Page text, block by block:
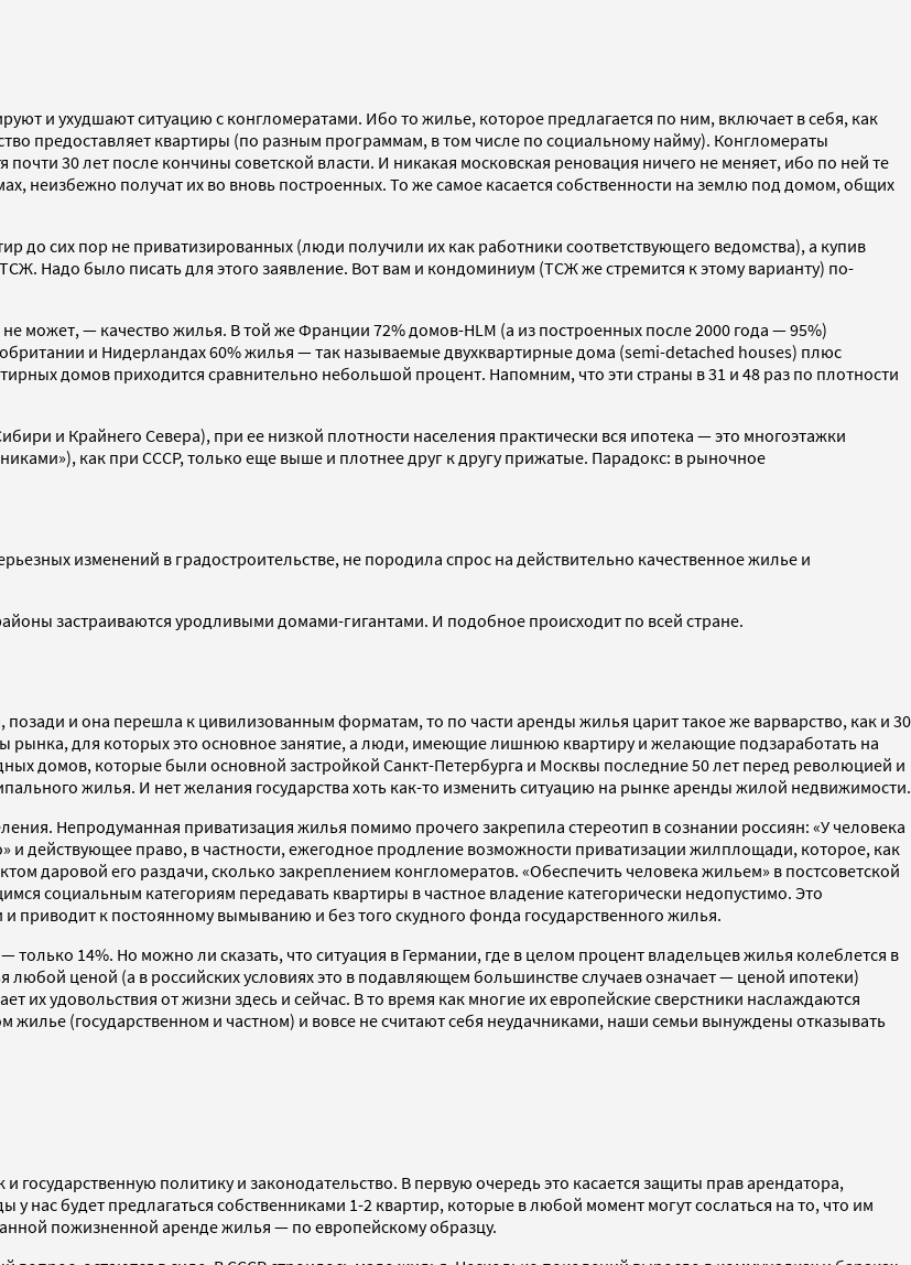
и ухудшают ситуацию с конгломератами. Ибо то жилье, которое предлагается по ним, включает в себя, как
предоставляет квартиры (по разным программам, в том числе по социальному найму). Конгломераты
30 лет после кончины советской власти. И никакая московская реновация ничего не меняет, ибо по ней те
неизбежно получат их во вновь построенных. То же самое касается собственности на землю под домом, общих
до сих пор не приватизированных (люди получили их как работники соответствующего ведомства), а купив
Надо было писать для этого заявление. Вот вам и кондоминиум (ТСЖ же стремится к этому варианту) по-
может, — качество жилья. В той же Франции 72% домов-HLM (а из построенных после 2000 года — 95%)
и Нидерландах 60% жилья — так называемые двухквартирные дома (semi-detached houses) плюс
домов приходится сравнительно небольшой процент. Напомним, что эти страны в 31 и 48 раз по плотности
и Крайнего Севера), при ее низкой плотности населения практически вся ипотека — это многоэтажки
как при СССР, только еще выше и плотнее друг к другу прижатые. Парадокс: в рыночное
изменений в градостроительстве, не породила спрос на действительно качественное жилье и
застраиваются уродливыми домами-гигантами. И подобное происходит по всей стране.
и она перешла к цивилизованным форматам, то по части аренды жилья царит такое же варварство, как и 30
для которых это основное занятие, а люди, имеющие лишнюю квартиру и желающие подзаработать на
домов, которые были основной застройкой Санкт-Петербурга и Москвы последние 50 лет перед революцией и
жилья. И нет желания государства хоть как-то изменить ситуацию на рынке аренды жилой недвижимости.
Непродуманная приватизация жилья помимо прочего закрепила стереотип в сознании россиян: «У человека
и действующее право, в частности, ежегодное продление возможности приватизации жилплощади, которое, как
даровой его раздачи, сколько закреплением конгломератов. «Обеспечить человека жильем» в постсоветской
социальным категориям передавать квартиры в частное владение категорически недопустимо. Это
приводит к постоянному вымыванию и без того скудного фонда государственного жилья.
14%. Но можно ли сказать, что ситуация в Германии, где в целом процент владельцев жилья колеблется в
ценой (а в российских условиях это в подавляющем большинстве случаев означает — ценой ипотеки)
их удовольствия от жизни здесь и сейчас. В то время как многие их европейские сверстники наслаждаются
(государственном и частном) и вовсе не считают себя неудачниками, наши семьи вынуждены отказывать
политику и законодательство. В первую очередь это касается защиты прав арендатора,
у нас будет предлагаться собственниками 1-2 квартир, которые в любой момент могут сослаться на то, что им
пожизненной аренде жилья — по европейскому образцу.